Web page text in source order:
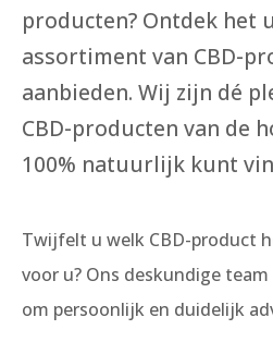
producten? Ontdek het
assortiment van CBD-
aanbieden. Wij zijn dé
CBD-producten van de
100% natuurlijk kunt
Twijfelt u welk CBD-product
voor u? Ons deskundige
om persoonlijk en duidelijk